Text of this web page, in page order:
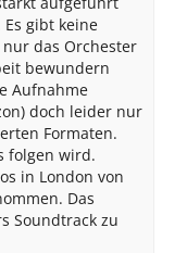
gibt keine
das Orchester
bewundern
Aufnahme
doch leider nur
Formaten.
folgen wird.
in London von
Das
Soundtrack zu